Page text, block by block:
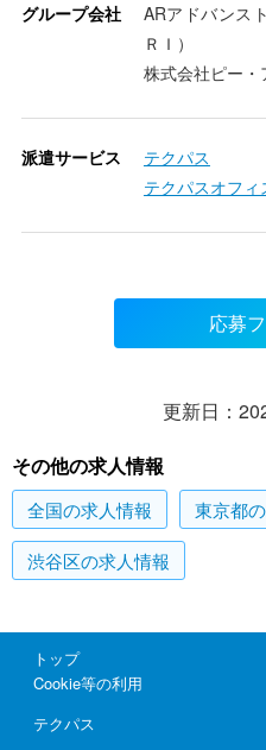
グループ会社
ARアドバンス
ＲＩ）
株式会社ピー・
派遣サービス
テクパス
テクパスオフィ
応募
更新日：
その他の求人情報
全国の求人情報 東京都
渋谷区の求人情報
トップ
Cookie等の利用
テクパス